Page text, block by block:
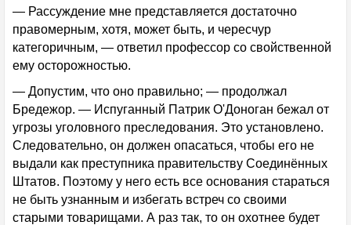
— Рассуждение мне представляется достаточно
правомерным, хотя, может быть, и чересчур
категоричным, — ответил профессор со свойственной
ему осторожностью.
— Допустим, что оно правильно; — продолжал
Бредежор. — Испуганный Патрик О'Доноган бежал от
угрозы уголовного преследования. Это установлено.
Следовательно, он должен опасаться, чтобы его не
выдали как преступника правительству Соединённых
Штатов. Поэтому у него есть все основания стараться
не быть узнанным и избегать встреч со своими
старыми товарищами. А раз так, то он охотнее будет